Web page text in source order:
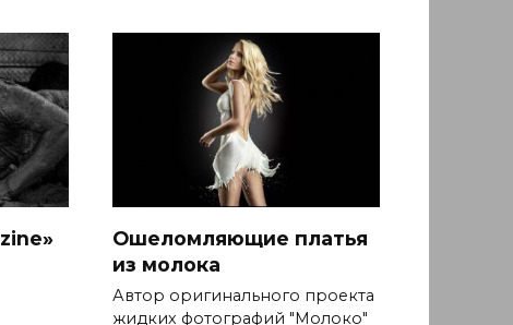
Ошеломляющие платья
из молока
Автор оригинального проекта
жидких фотографий "Молоко"